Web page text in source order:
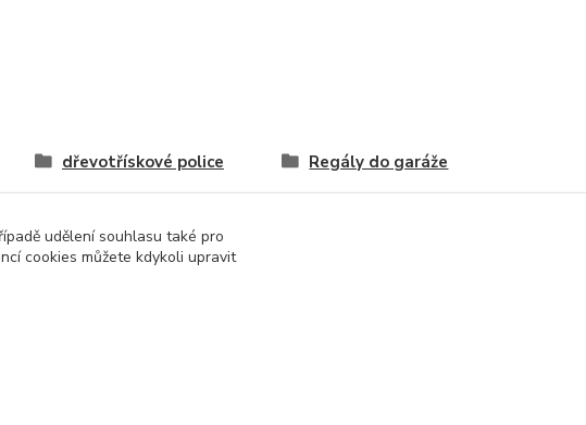
dřevotřískové police
Regály do garáže
udělení souhlasu také pro
cookies můžete kdykoli upravit